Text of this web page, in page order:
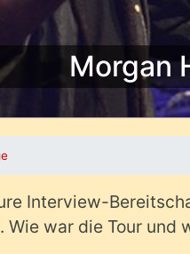
Morgan
Interview-
war die Tour und